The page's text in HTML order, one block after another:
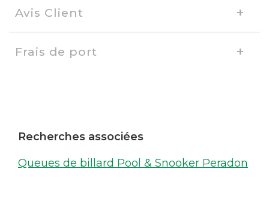
Avis Client
Frais de port
Recherches associées
Queues de billard Pool & Snooker Peradon